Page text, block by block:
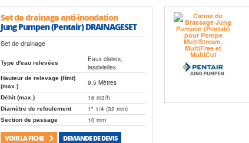
Set de drainage anti-inondation
Jung Pumpen (Pentair) DRAINAGESET
Set de drainage
Type d'eau relevées
Eaux claires,
lessivielles
Hauteur de relevage (Hmt)
(max.)
9.5 Mètres
Débit (max.) 16 m3/h
Diamètre de refoulement 1" 1/4 (32 mm)
Section de passage 10 mm
VOIR LA FICHE DEMANDE DE DEVIS